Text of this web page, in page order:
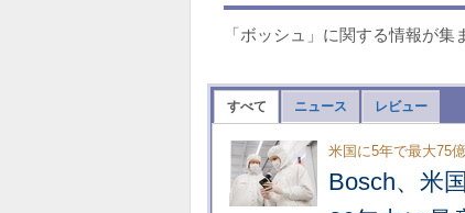
「ボッシュ」に関する情報が集
すべて ニュース レビュー
米国に5年で最大75
Bosch、米